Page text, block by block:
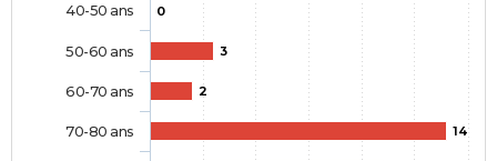
0
3
2
14
40-50 ans
50-60 ans
60-70 ans
70-80 ans